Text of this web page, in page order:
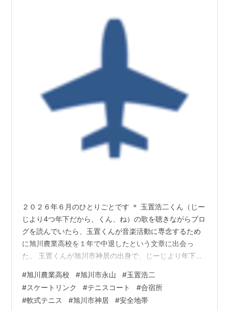
２０２６年６月のひとりごとです ＊ 玉置浩二くん（じー
じより4つ年下だから、くん、ね）の歌を聴きながらブロ
グを読んでいたら、玉置くんが音楽活動に専念するため
に旭川農業高校を１年で中退したという文章に出会っ
た。 玉置くんが旭川市神居の出身で、じーじより年下だ
全く知らなかった（玉置くんは屯田兵の子孫らしいで
す。すごい！）。 それで、玉置くんの音楽の合宿所も永
山にあったわけだ。合点！ 小３から高１まで永山に住ん
#旭川農業高校 #旭川市永山 #玉置浩二
#スケートリンク #テニスコート #合宿所
#軟式テニス #旭川市神居 #安全地帯